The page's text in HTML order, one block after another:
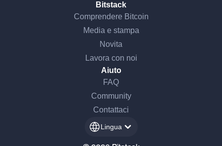
Bitstack
Comprendere Bitcoin
Media e stampa
Novita
Lavora con noi
Aiuto
FAQ
Community
Contattaci
Lingua